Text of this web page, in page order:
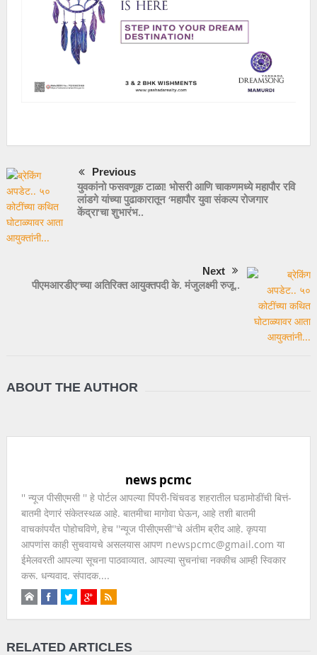
Previous
युवकांनो फसवणूक टाळा! भोसरी आणि चाकणमध्ये महापौर रवि
लांडगे यांच्या पुढाकारातून ‘महापौर युवा संकल्प रोजगार
केंद्रा’चा शुभारंभ..
Next
पीएमआरडीए’च्या अतिरिक्त आयुक्तपदी के. मंजुलक्ष्मी रुजू..
ABOUT THE AUTHOR
news pcmc
'' न्यूज पीसीएमसी '' हे पोर्टल आपल्या पिंपरी-चिंचवड शहरातील घडामोडींची बित्तं-
बातमी देणारं संकेतस्थळ आहे. बातमीचा मागोवा घेऊन, आहे तशी बातमी
वाचकांपर्यंत पोहोचविणे, हेच ''न्यूज पीसीएमसी''चे अंतीम ब्रीद आहे. कृपया
आपणांस काही सुचवायचे असलयास आपण newspcmc@gmail.com या
ईमेलवरती आपल्या सूचना पाठवाव्यात. आपल्या सुचनांचा नक्कीच आम्ही स्विकार
करू. धन्यवाद. संपादक....
RELATED ARTICLES